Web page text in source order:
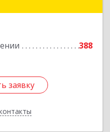
388
заявку
заявку